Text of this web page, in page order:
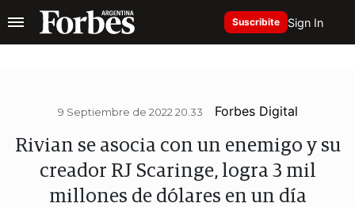
Suscribite Sign In
9 Septiembre de 2022 20.33 Forbes Digital
Rivian se asocia con un enemigo y su
creador RJ Scaringe, logra 3 mil
millones de dólares en un día